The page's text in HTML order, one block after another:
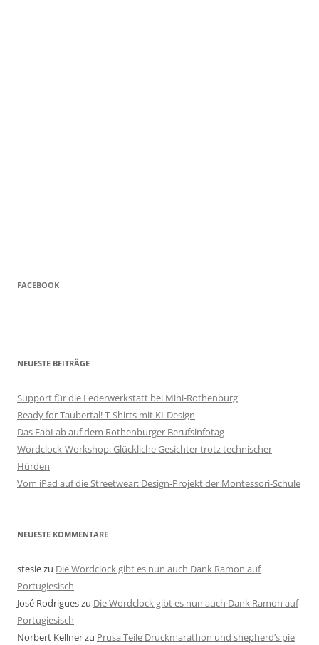
FACEBOOK
NEUESTE BEITRÄGE
Support für die Lederwerkstatt bei Mini-Rothenburg
Ready for Taubertal! T-Shirts mit KI-Design
Das FabLab auf dem Rothenburger Berufsinfotag
Wordclock-Workshop: Glückliche Gesichter trotz technischer
Hürden
Vom iPad auf die Streetwear: Design-Projekt der Montessori-Schule
NEUESTE KOMMENTARE
stesiezu Die Wordclock gibt es nun auch Dank Ramon auf
Portugiesisch
José Rodrigueszu Die Wordclock gibt es nun auch Dank Ramon auf
Portugiesisch
Norbert Kellnerzu Prusa Teile Druckmarathon und shepherd’s pie